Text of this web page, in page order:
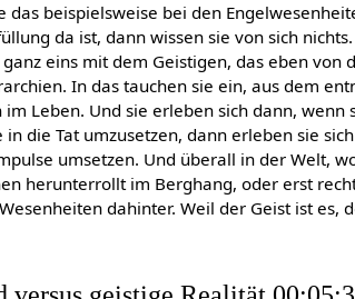
beispielsweise bei den
da ist, dann wissen sie von sich
eins mit dem Geistigen, das eben von
In das tauchen sie ein, aus dem
Leben. Und sie erleben sich dann, wenn
die Tat umzusetzen, dann erleben sie
umsetzen. Und überall in der Welt,
herunterrollt im Berghang, oder erst
dahinter. Weil der Geist ist es,